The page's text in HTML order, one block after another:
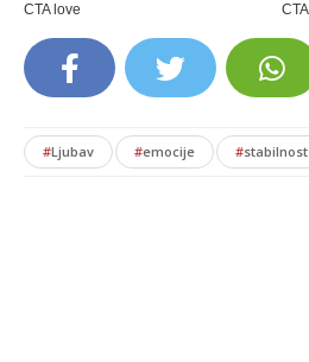
#Ljubav #emocije #stabilnost